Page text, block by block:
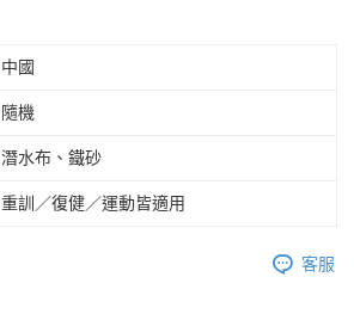
中國
隨機
潛水布、鐵砂
重訓／復健／運動皆適用
客服